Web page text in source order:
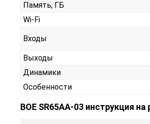
Память, ГБ
Wi-Fi
Входы
Выходы
Динамики
Особенности
BOE SR65AA-03 инструкция